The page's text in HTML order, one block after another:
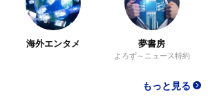
海外エンタメ 夢書房
よろず～ニュース特約
もっと見る